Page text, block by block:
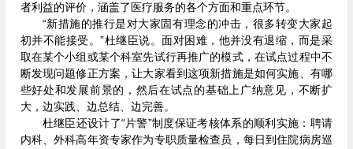
者利益的评价，涵盖了医疗服务的各个方面和重点环节。
“新措施的推行是对大家固有理念的冲击，很多转变大家起
初并不能接受。”杜继臣说。面对困难，他并没有退缩，而是采
取在某个小组或某个科室先试行再推广的模式，在试点过程中不
断发现问题修正方案，让大家看到这项新措施是如何实施、有哪
些好处和发展前景的，然后在试点的基础上广纳意见，不断扩
大，边实践、边总结、边完善。
杜继臣还设计了“片警”制度保证考核体系的顺利实施：聘请
内科、外科高年资专家作为专职质量检查员，每日到住院病房巡